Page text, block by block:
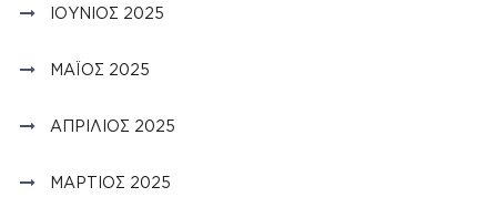
ΙΟΎΝΙΟΣ 2025
ΜΆΙΟΣ 2025
ΑΠΡΊΛΙΟΣ 2025
ΜΆΡΤΙΟΣ 2025